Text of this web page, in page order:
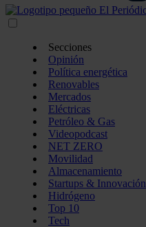
Secciones
Opinión
Política energética
Renovables
Mercados
Eléctricas
Petróleo & Gas
Videopodcast
NET ZERO
Movilidad
Almacenamiento
Startups & Innovación
Hidrógeno
Top 10
Tech